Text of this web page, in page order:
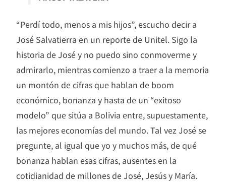
“Perdí todo, menos a mis hijos”, escucho decir a
José Salvatierra en un reporte de Unitel. Sigo la
historia de José y no puedo sino conmoverme y
admirarlo, mientras comienzo a traer a la memoria
un montón de cifras que hablan de boom
económico, bonanza y hasta de un “exitoso
modelo” que sitúa a Bolivia entre, supuestamente,
las mejores economías del mundo. Tal vez José se
pregunte, al igual que yo y muchos más, de qué
bonanza hablan esas cifras, ausentes en la
cotidianidad de millones de José, Jesús y María.